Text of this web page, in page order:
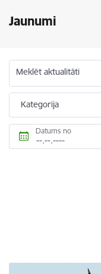
Jaunumi
Meklēt aktualitāti
Kategorija
Datums no